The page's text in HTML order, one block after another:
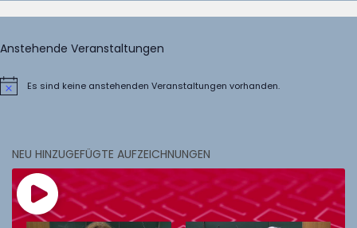
Anstehende Veranstaltungen
HinweisEs sind keine anstehenden Veranstaltungen vorhanden.
NEU HINZUGEFÜGTE AUFZEICHNUNGEN